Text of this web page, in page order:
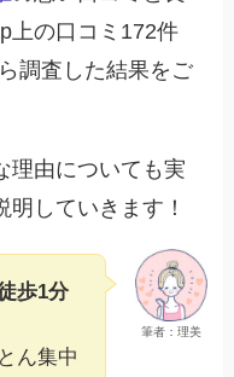
上の口コミ172件
調査した結果をご
理由についても実
していきます！
筆者：理美
歩1分
ん集中